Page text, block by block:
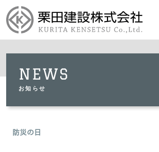
NEWS
お知らせ
防災の日